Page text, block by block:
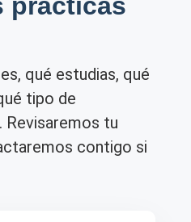
qué estudias, qué
tipo de
Revisaremos tu
contigo si